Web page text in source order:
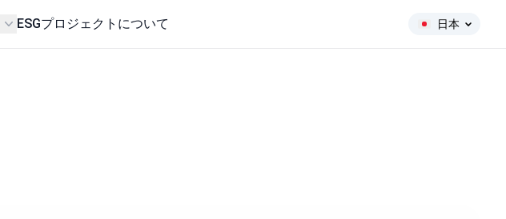
ESGプロジェクトについて 日本